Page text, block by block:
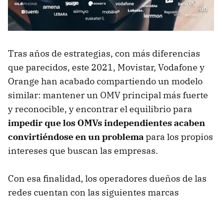
Tras años de estrategias, con más diferencias
que parecidos, este 2021, Movistar, Vodafone y
Orange han acabado compartiendo un modelo
similar: mantener un OMV principal más fuerte
y reconocible, y encontrar el equilibrio para
impedir que los OMVs independientes acaben
convirtiéndose en un problemapara los propios
intereses que buscan las empresas.
Con esa finalidad, los operadores dueños de las
redes cuentan con las siguientes marcas